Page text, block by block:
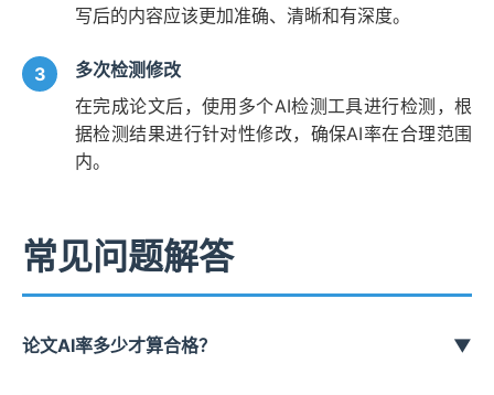
写后的内容应该更加准确、清晰和有深度。
多次检测修改
在完成论文后，使用多个AI检测工具进行检测，根
据检测结果进行针对性修改，确保AI率在合理范围
内。
常见问题解答
论文AI率多少才算合格？ ▼